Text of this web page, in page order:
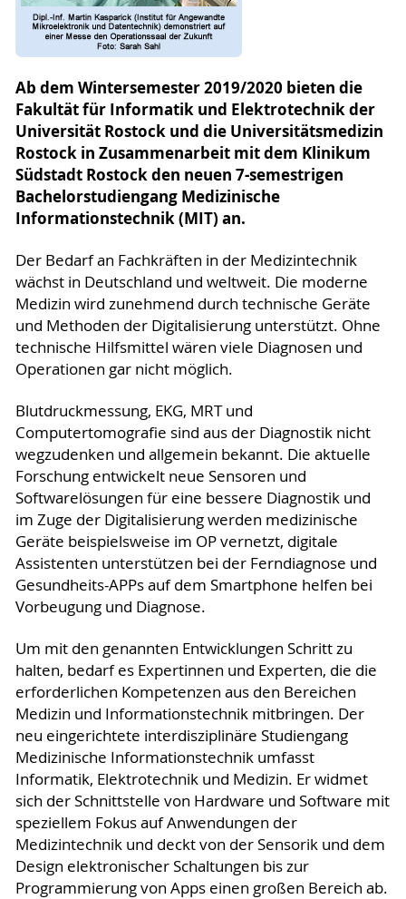
Ab dem Wintersemester 2019/2020 bieten die
Fakultät für Informatik und Elektrotechnik der
Universität Rostock und die Universitätsmedizin
Rostock in Zusammenarbeit mit dem Klinikum
Südstadt Rostock den neuen 7-semestrigen
Bachelorstudiengang Medizinische
Informationstechnik (MIT) an.
Der Bedarf an Fachkräften in der Medizintechnik
wächst in Deutschland und weltweit. Die moderne
Medizin wird zunehmend durch technische Geräte
und Methoden der Digitalisierung unterstützt. Ohne
technische Hilfsmittel wären viele Diagnosen und
Operationen gar nicht möglich.
Blutdruckmessung, EKG, MRT und
Computertomografie sind aus der Diagnostik nicht
wegzudenken und allgemein bekannt. Die aktuelle
Forschung entwickelt neue Sensoren und
Softwarelösungen für eine bessere Diagnostik und
im Zuge der Digitalisierung werden medizinische
Geräte beispielsweise im OP vernetzt, digitale
Assistenten unterstützen bei der Ferndiagnose und
Gesundheits-APPs auf dem Smartphone helfen bei
Vorbeugung und Diagnose.
Um mit den genannten Entwicklungen Schritt zu
halten, bedarf es Expertinnen und Experten, die die
erforderlichen Kompetenzen aus den Bereichen
Medizin und Informationstechnik mitbringen. Der
neu eingerichtete interdisziplinäre Studiengang
Medizinische Informationstechnik umfasst
Informatik, Elektrotechnik und Medizin. Er widmet
sich der Schnittstelle von Hardware und Software mit
speziellem Fokus auf Anwendungen der
Medizintechnik und deckt von der Sensorik und dem
Design elektronischer Schaltungen bis zur
Programmierung von Apps einen großen Bereich ab.